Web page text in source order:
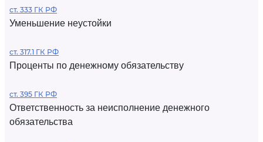
ст. 333 ГК РФ
Уменьшение неустойки
ст. 317.1 ГК РФ
Проценты по денежному обязательству
ст. 395 ГК РФ
Ответственность за неисполнение денежного
обязательства